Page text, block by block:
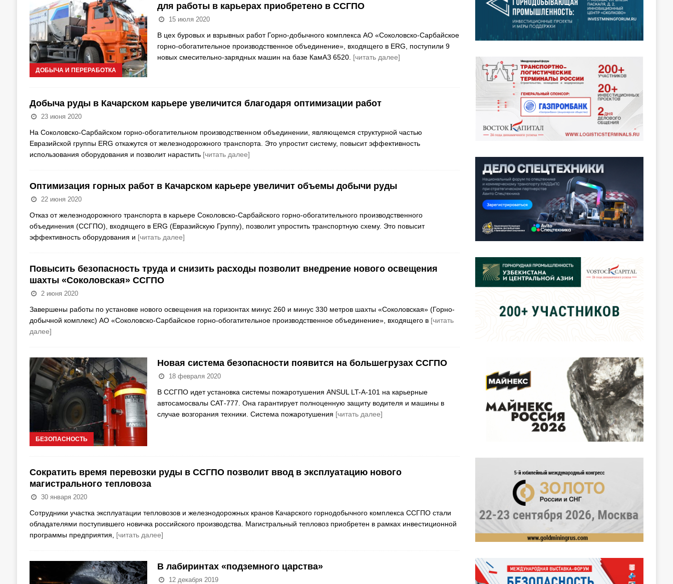
ДОБЫЧА И ПЕРЕРАБОТКА
для работы в карьерах приобретено в ССГПО
15 июля 2020
В цех буровых и взрывных работ Горно-добычного комплекса АО «Соколовско-Сарбайское
горно-обогатительное производственное объединение», входящего в ERG, поступили 9
новых смесительно-зарядных машин на базе КамАЗ 6520. [читать далее]
Добыча руды в Качарском карьере увеличится благодаря оптимизации работ
23 июня 2020
На Соколовско-Сарбайском горно-обогатительном производственном объединении, являющемся структурной частью
Евразийской группы ERG откажутся от железнодорожного транспорта. Это упростит систему, повысит эффективность
использования оборудования и позволит нарастить [читать далее]
Оптимизация горных работ в Качарском карьере увеличит объемы добычи руды
22 июня 2020
Отказ от железнодорожного транспорта в карьере Соколовско-Сарбайского горно-обогатительного производственного
объединения (ССГПО), входящего в ERG (Евразийскую Группу), позволит упростить транспортную схему. Это повысит
эффективность оборудования и [читать далее]
Повысить безопасность труда и снизить расходы позволит внедрение нового освещения
шахты «Соколовская» ССГПО
2 июня 2020
Завершены работы по установке нового освещения на горизонтах минус 260 и минус 330 метров шахты «Соколовская» (Горно-
добычной комплекс) АО «Соколовско-Сарбайское горно-обогатительное производственное объединение», входящего в [читать
далее]
БЕЗОПАСНОСТЬ
Новая система безопасности появится на большегрузах ССГПО
18 февраля 2020
В ССГПО идет установка системы пожаротушения ANSUL LT-A-101 на карьерные
автосамосвалы САТ-777. Она гарантирует полноценную защиту водителя и машины в
случае возгорания техники. Система пожаротушения [читать далее]
Сократить время перевозки руды в ССГПО позволит ввод в эксплуатацию нового
магистрального тепловоза
30 января 2020
Сотрудники участка эксплуатации тепловозов и железнодорожных кранов Качарского горнодобычного комплекса ССГПО стали
обладателями поступившего новичка российского производства. Магистральный тепловоз приобретен в рамках инвестиционной
программы предприятия, [читать далее]
В лабиринтах «подземного царства»
12 декабря 2019